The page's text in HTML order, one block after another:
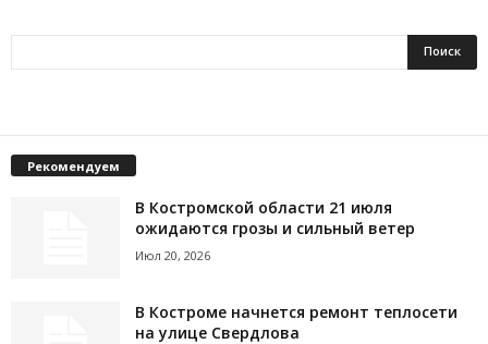
Рекомендуем
В Костромской области 21 июля
ожидаются грозы и сильный ветер
Июл 20, 2026
В Костроме начнется ремонт теплосети
на улице Свердлова